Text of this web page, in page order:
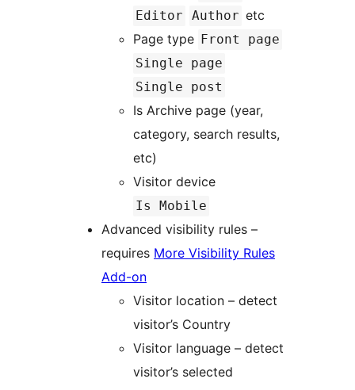
Editor
Author etc
Page type Front page
Single page
Single post
Is Archive page (year,
category, search results,
etc)
Visitor device
Is Mobile
Advanced visibility rules –
requires More Visibility Rules
Add-on
Visitor location – detect
visitor’s Country
Visitor language – detect
visitor’s selected